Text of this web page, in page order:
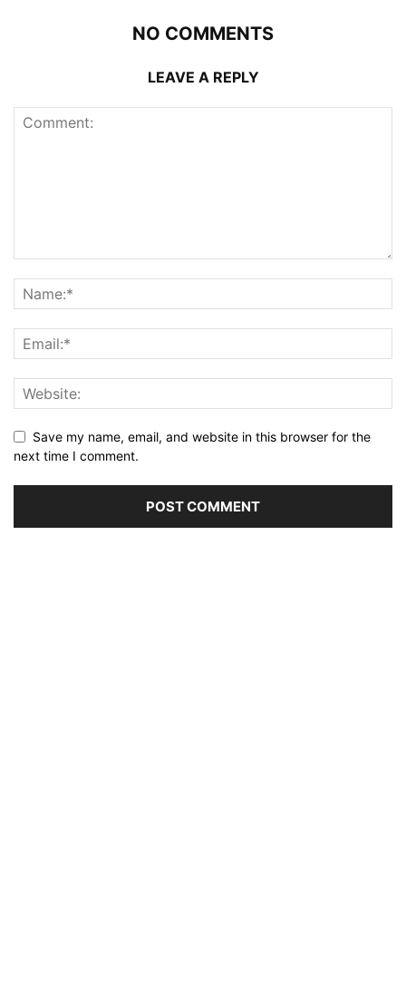
NO COMMENTS
LEAVE A REPLY
Save my name, email, and website in this browser for the
next time I comment.